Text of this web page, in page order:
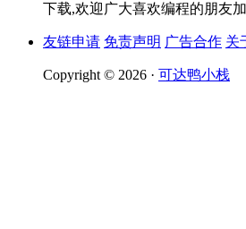
下载,欢迎广大喜欢编程的朋友加
友链申请 免责声明 广告合作 关
Copyright © 2026 · 可达鸭小栈